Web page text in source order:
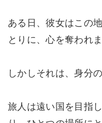
ある日、彼女はこの
とりに、心を奪われま
しかしそれは、身分
旅人は遠い国を目指